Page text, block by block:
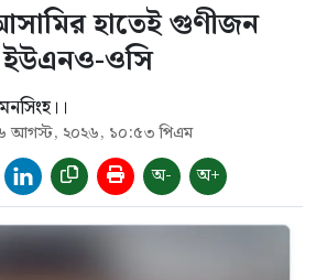
হাতেই গুণীজন
ইউএনও-ওসি
৬ আগস্ট, ২০২৬, ১০:৫৩ পিএম
অ- অ+